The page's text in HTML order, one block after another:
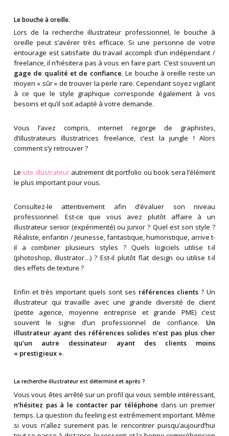
Le bouche à oreille.
Lors de la recherche illustrateur professionnel, le bouche à
oreille peut s’avérer très efficace. Si une personne de votre
entourage est satisfaite du travail accompli d’un indépendant /
freelance, il n’hésitera pas à vous en faire part. C’est souvent un
gage de qualité et de confiance. Le bouche à oreille reste un
moyen « sûr » de trouver la perle rare. Cependant soyez vigilant
à ce que le style graphique corresponde également à vos
besoins et qu’il soit adapté à votre demande.
Vous l’avez compris, internet regorge de graphistes,
d’illustrateurs illustratrices freelance, c’est la jungle ! Alors
comment s’y retrouver ?
Le site illustrateurautrement dit portfolio ou book sera l’élément
le plus important pour vous.
Consultez-le attentivement afin d’évaluer son niveau
professionnel. Est-ce que vous avez plutôt affaire à un
illustrateur senior (expérimenté) ou junior ? Quel est son style ?
Réaliste, enfantin / jeunesse, fantastique, humoristique, arrive t-
il a combiner plusieurs styles ? Quels logiciels utilise t-il
(photoshop, illustrator…) ? Est-il plutôt flat design ou utilise t-il
des effets de texture ?
Enfin et très important quels sont ses références clients ? Un
illustrateur qui travaille avec une grande diversité de client
(petite agence, moyenne entreprise et grande PME) c’est
souvent le signe d’un professionnel de confiance. Un
illustrateur ayant des références solides n’est pas plus cher
qu’un autre dessinateur ayant des clients moins
« prestigieux ».
La recherche illustrateur est déterminé et après ?
Vous vous êtes arrêté sur un profil qui vous semble intéressant,
n’hésitez pas à le contacter par téléphone dans un premier
temps. La question du feeling est extrêmement important. Même
si vous n’allez surement pas le rencontrer puisqu’aujourd’hui